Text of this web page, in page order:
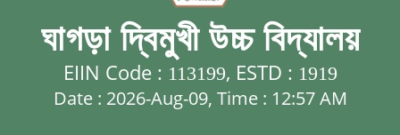
ঘাগড়া দ্বিমুখী উচ্চ বিদ্যালয়
EIIN Code : 113199, ESTD : 1919
Date : 2026-Aug-09, Time : 12:57 AM